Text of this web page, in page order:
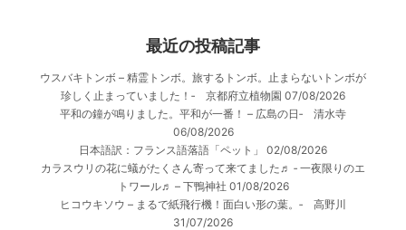
最近の投稿記事
ウスバキトンボ – 精霊トンボ。旅するトンボ。止まらないトンボが
珍しく止まっていました！‐ 京都府立植物園 07/08/2026
平和の鐘が鳴りました。平和が一番！ – 広島の日‐ 清水寺
06/08/2026
日本語訳：フランス語落語「ペット」
02/08/2026
カラスウリの花に蟻がたくさん寄って来てました♬ ‐ 一夜限りのエ
トワール♬ – 下鴨神社 01/08/2026
ヒコウキソウ – まるで紙飛行機！面白い形の葉。‐ 高野川
31/07/2026